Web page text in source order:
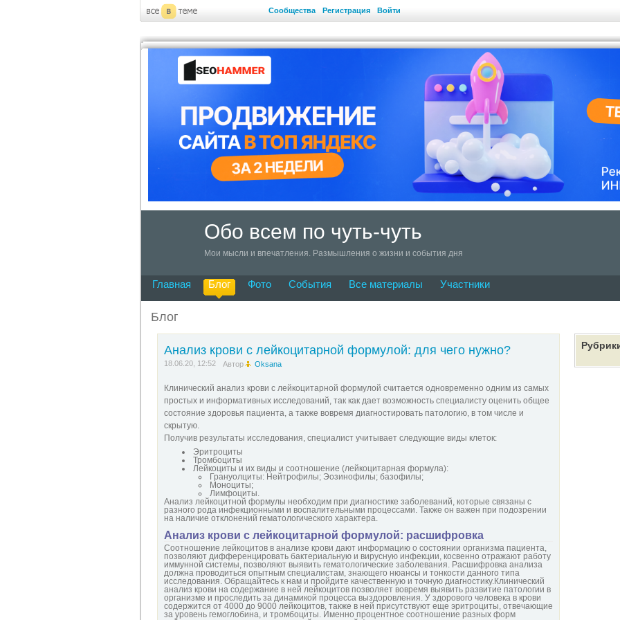
Сообщества Регистрация Войти
Обо всем по чуть-чуть
Мои мысли и впечатления. Размышления о жизни и события дня
Главная Блог Фото События Все материалы Участники
Блог
Анализ крови с лейкоцитарной формулой: для чего нужно?
18.06.20, 12:52 Автор Oksana
Клинический анализ крови с лейкоцитарной формулой считается одновременно одним из самых
простых и информативных исследований, так как дает возможность специалисту оценить общее
состояние здоровья пациента, а также вовремя диагностировать патологию, в том числе и
скрытую.
Получив результаты исследования, специалист учитывает следующие виды клеток:
Эритроциты
Тромбоциты
Лейкоциты и их виды и соотношение (лейкоцитарная формула):
Грануолциты: Нейтрофилы; Эозинофилы; базофилы;
Моноциты;
Лимфоциты.
Анализ лейкоцитной формулы необходим при диагностике заболеваний, которые связаны с
разного рода инфекционными и воспалительными процессами. Также он важен при подозрении
на наличие отклонений гематологического характера.
Анализ крови с лейкоцитарной формулой: расшифровка
Соотношение лейкоцитов в анализе крови дают информацию о состоянии организма пациента,
позволяют дифференцировать бактериальную и вирусную инфекции, косвенно отражают работу
иммунной системы, позволяют выявить гематологические заболевания. Расшифровка анализа
должна проводиться опытным специалистам, знающего нюансы и тонкости данного типа
исследования. Обращайтесь к нам и пройдите качественную и точную диагностику.Клинический
анализ крови на содержание в ней лейкоцитов позволяет вовремя выявить развитие патологии в
организме и проследить за динамикой процесса выздоровления. У здорового человека в крови
содержится от 4000 до 9000 лейкоцитов, также в ней присутствуют еще эритроциты, отвечающие
за уровень гемоглобина, и тромбоциты. Именно процентное соотношение разных форм